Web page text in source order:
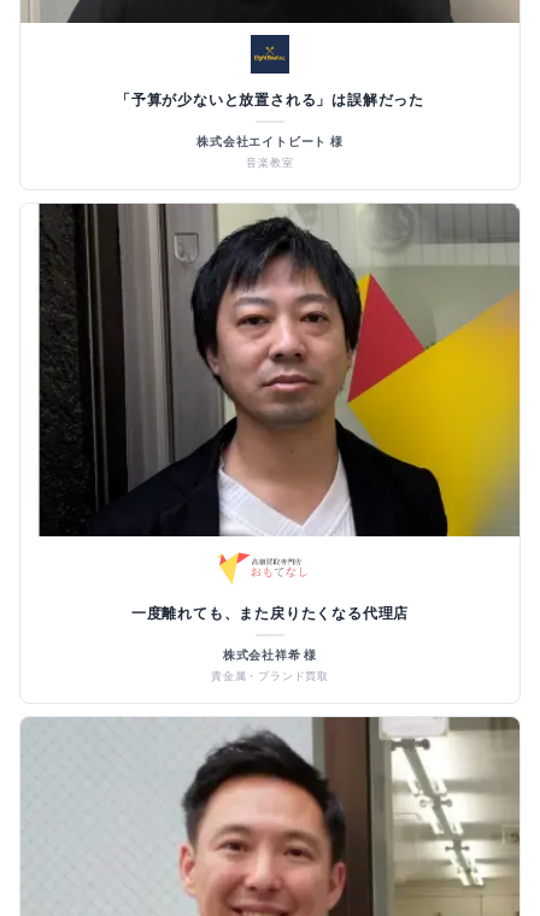
「予算が少ないと放置される」は誤解だった
株式会社エイトビート 様
音楽教室
一度離れても、また戻りたくなる代理店
株式会社祥希 様
貴金属・ブランド買取